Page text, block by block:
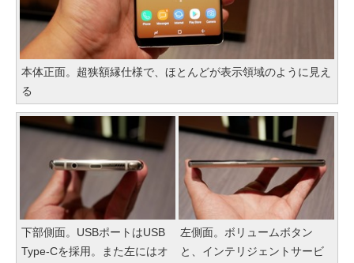
本体正面。超狭額縁仕様で、ほとんどが表示領域のように見え
る
下部側面。USBポートはUSB
Type-Cを採用。また左にはオ
左側面。ボリュームボタン
と、インテリジェントサービ